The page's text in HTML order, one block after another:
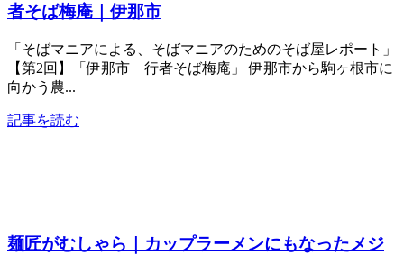
者そば梅庵｜伊那市
「そばマニアによる、そばマニアのためのそば屋レポート」
【第2回】「伊那市 行者そば梅庵」 伊那市から駒ヶ根市に
向かう農...
記事を読む
麺匠がむしゃら｜カップラーメンにもなったメジ